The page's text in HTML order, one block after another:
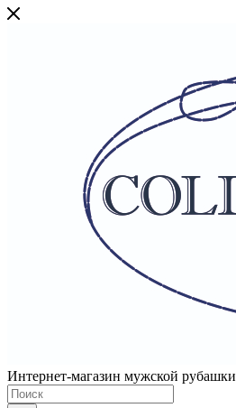
Интернет-магазин мужской рубашки